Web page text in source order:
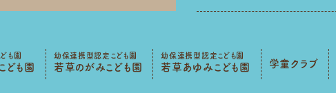
も園
ども園
幼保連携型認定こども園
若草のがみこども園
幼保連携型認定こども園
若草あゆみこども園 学童クラブ